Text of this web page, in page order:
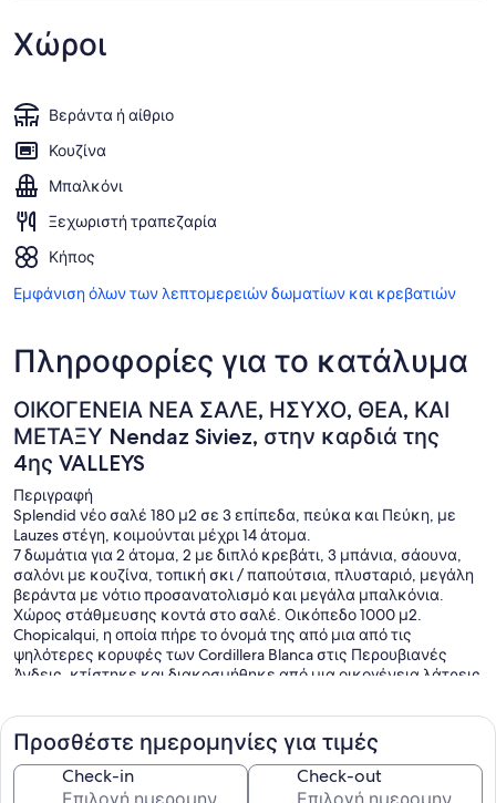
Χώροι
Βεράντα ή αίθριο
Κουζίνα
Μπαλκόνι
Ξεχωριστή τραπεζαρία
Κήπος
Εμφάνιση όλων των λεπτομερειών δωματίων και κρεβατιών
Πληροφορίες για το κατάλυμα
ΟΙΚΟΓΕΝΕΙΑ ΝΕΑ ΣΑΛΕ, ΗΣΥΧΟ, ΘΕΑ, ΚΑΙ
ΜΕΤΑΞΥ Nendaz Siviez, στην καρδιά της
4ης VALLEYS
Περιγραφή
Splendid νέο σαλέ 180 μ2 σε 3 επίπεδα, πεύκα και Πεύκη, με
Lauzes στέγη, κοιμούνται μέχρι 14 άτομα.
7 δωμάτια για 2 άτομα, 2 με διπλό κρεβάτι, 3 μπάνια, σάουνα,
σαλόνι με κουζίνα, τοπική σκι / παπούτσια, πλυσταριό, μεγάλη
βεράντα με νότιο προσανατολισμό και μεγάλα μπαλκόνια.
Χώρος στάθμευσης κοντά στο σαλέ. Οικόπεδο 1000 μ2.
Chopicalqui, η οποία πήρε το όνομά της από μια από τις
ψηλότερες κορυφές των Cordillera Blanca στις Περουβιανές
Άνδεις, κτίστηκε και διακοσμήθηκε από μια οικογένεια λάτρεις
Εξοπλισμός
Εσωτερικό: πλυσταριό με πλυντήριο, σάουνα, κουζίνα με
κεραμικές εστίες, φούρνο, πλυντήριο πιάτων και φούρνο
μικροκυμάτων, καθιστικό με τηλεόραση επίπεδης οθόνης, Wi-
Προσθέστε ημερομηνίες για τιμές
Check-in Check-out